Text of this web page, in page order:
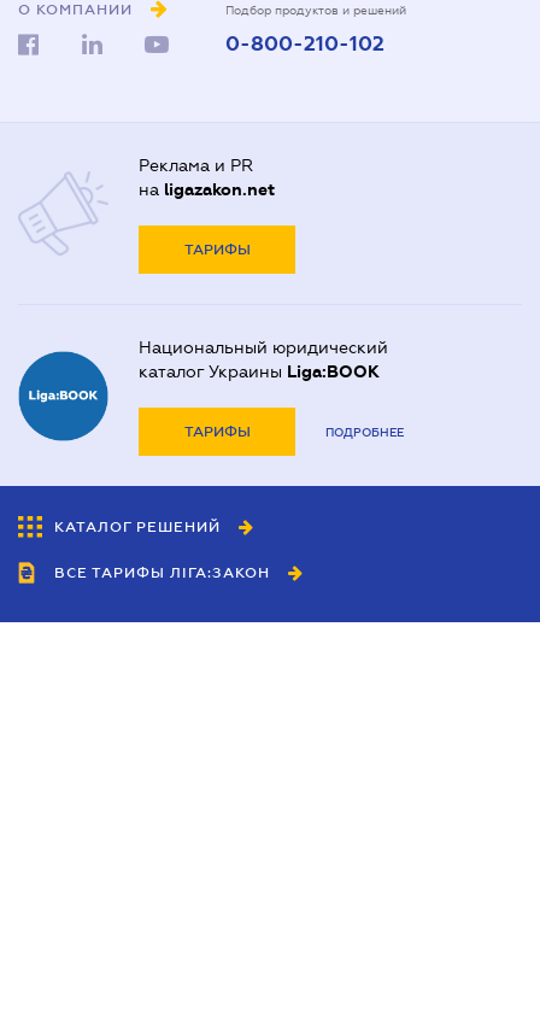
О КОМПАНИИ Подбор продуктов и решений
0-800-210-102
Реклама и PR
на ligazakon.net
ТАРИФЫ
Национальный юридический
каталог Украины Liga:BOOK
ТАРИФЫ ПОДРОБНЕЕ
КАТАЛОГ РЕШЕНИЙ
ВСЕ ТАРИФЫ ЛІГА:ЗАКОН